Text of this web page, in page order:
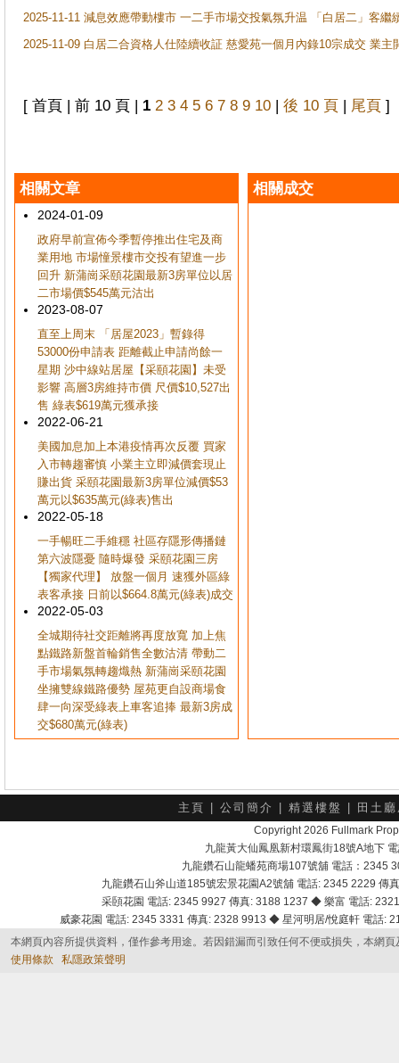
2025-11-11 減息效應帶動樓市 一二手市場交投氣氛升温 「白居二」客
2025-11-09 白居二合資格人仕陸續收証 慈愛苑一個月內錄10宗成交 業
[ 首頁 | 前 10 頁 | 1 2 3 4 5 6 7 8 9 10 | 後 10 頁 | 尾頁 ]
相關文章
2024-01-09
政府早前宣佈今季暫停推出住宅及商
業用地 市場憧景樓市交投有望進一步
回升 新蒲崗采頤花園最新3房單位以居
二市場價$545萬元沽出
2023-08-07
直至上周末 「居屋2023」暫錄得
53000份申請表 距離截止申請尚餘一
星期 沙中線站居屋【采頤花園】未受
影響 高層3房維持市價 尺價$10,527出
售 綠表$619萬元獲承接
2022-06-21
美國加息加上本港疫情再次反覆 買家
入市轉趨審慎 小業主立即減價套現止
賺出貨 采頤花園最新3房單位減價$53
萬元以$635萬元(綠表)售出
2022-05-18
一手暢旺二手維穩 社區存隱形傳播鏈
第六波隱憂 隨時爆發 采頤花園三房
【獨家代理】 放盤一個月 速獲外區綠
表客承接 日前以$664.8萬元(綠表)成交
2022-05-03
全城期待社交距離將再度放寬 加上焦
點鐵路新盤首輪銷售全數沽清 帶動二
手市場氣氛轉趨熾熱 新蒲崗采頤花園
坐擁雙線鐵路優勢 屋苑更自設商場食
肆一向深受綠表上車客追捧 最新3房成
交$680萬元(綠表)
相關成交
主頁 公司簡介 精選樓盤 田土
Copyright 2026 Fullmark
九龍黃大仙鳳凰新村環鳳街18號A地下
九龍鑽石山龍蟠苑商場107號舖 電話：2345
九龍鑽石山斧山道185號宏景花園A2號舖 電話: 2345 2229
采頣花園 電話: 2345 9927 傳真: 3188 1237 ◆ 樂富 電話:
威豪花園 電話: 2345 3331 傳真: 2328 9913 ◆ 星河明居/悅庭軒 電話
本網頁內容所提供資料，僅作參考用途。若因錯漏而引致任何不便或損失，本網
使用條款
私隱政策聲明